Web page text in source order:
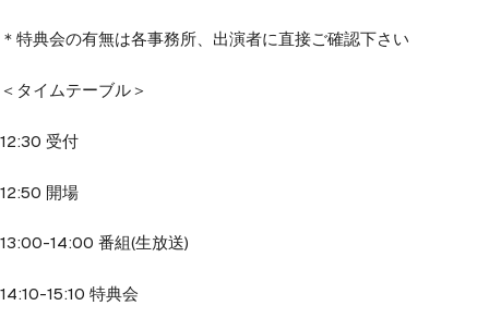
＊特典会の有無は各事務所、出演者に直接ご確認下さい
＜タイムテーブル＞
12:30 受付
12:50 開場
13:00-14:00 番組(生放送)
14:10-15:10 特典会